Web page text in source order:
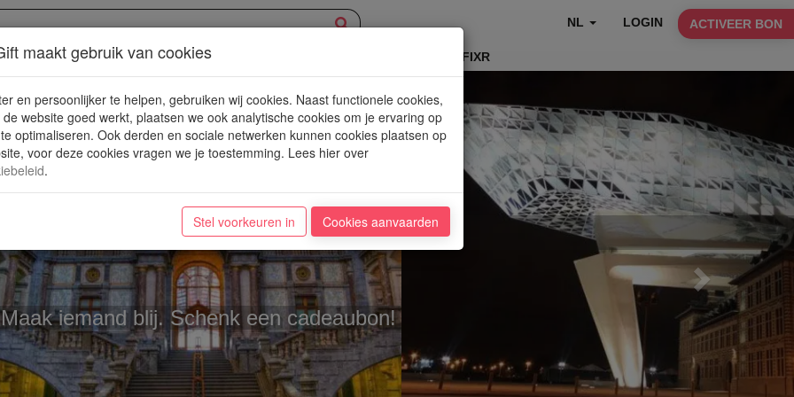
NL LOGIN ACTIVEER BON
AANBOD NIEUWE PLEKJES TABLEFIXR
ANTWERPEN
Maak iemand blij. Schenk een cadeaubon!
maakt gebruik van cookies
en persoonlijker te helpen, gebruiken wij cookies. Naast functionele cookies,
website goed werkt, plaatsen we ook analytische cookies om je ervaring op
optimaliseren. Ook derden en sociale netwerken kunnen cookies plaatsen op
voor deze cookies vragen we je toestemming. Lees hier over
.
Stel voorkeuren in Cookies aanvaarden